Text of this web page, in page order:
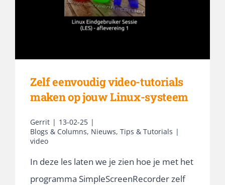
Zelf eenvoudig video-tutorials
maken op jouw Linux-systeem
Gerrit | 13-02-25 |
Blogs & Columns, Nieuws, Tips & Tutorials |
video
In deze les laten we je zien hoe je met het
programma SimpleScreenRecorder zelf